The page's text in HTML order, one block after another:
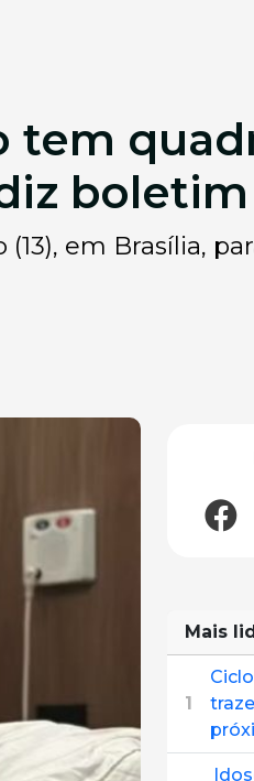
tem
em Brasília,
Mais
1